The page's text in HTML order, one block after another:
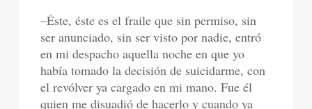
–Éste, éste es el fraile que sin permiso, sin
ser anunciado, sin ser visto por nadie, entró
en mi despacho aquella noche en que yo
había tomado la decisión de suicidarme, con
el revólver ya cargado en mi mano. Fue él
quien me disuadió de hacerlo y cuando ya